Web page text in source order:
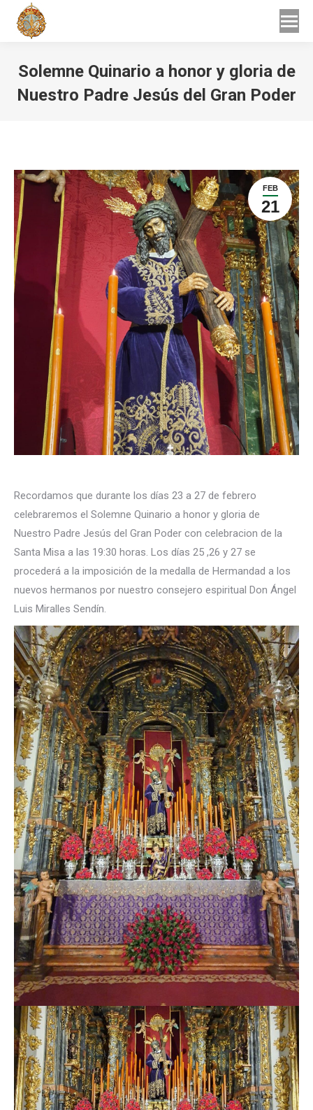
Solemne Quinario a honor y gloria de
Nuestro Padre Jesús del Gran Poder
FEB
21
Recordamos que durante los días 23 a 27 de febrero
celebraremos el Solemne Quinario a honor y gloria de
Nuestro Padre Jesús del Gran Poder con celebracion de la
Santa Misa a las 19:30 horas. Los días 25 ,26 y 27 se
procederá a la imposición de la medalla de Hermandad a los
nuevos hermanos por nuestro consejero espiritual Don Ángel
Luis Miralles Sendín.